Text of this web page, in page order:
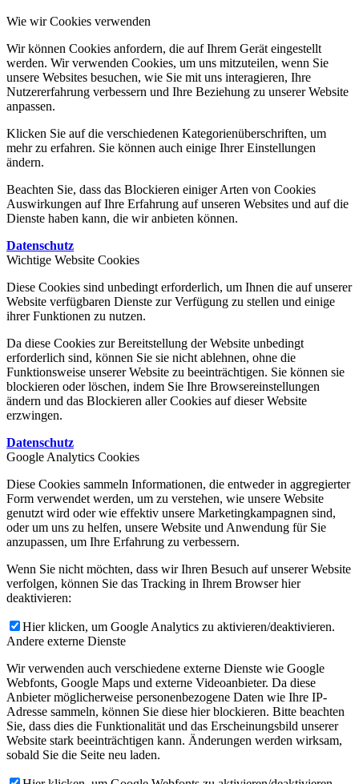
Wie wir Cookies verwenden
Wir können Cookies anfordern, die auf Ihrem Gerät eingestellt
werden. Wir verwenden Cookies, um uns mitzuteilen, wenn Sie
unsere Websites besuchen, wie Sie mit uns interagieren, Ihre
Nutzererfahrung verbessern und Ihre Beziehung zu unserer Website
anpassen.
Klicken Sie auf die verschiedenen Kategorienüberschriften, um
mehr zu erfahren. Sie können auch einige Ihrer Einstellungen
ändern.
Beachten Sie, dass das Blockieren einiger Arten von Cookies
Auswirkungen auf Ihre Erfahrung auf unseren Websites und auf die
Dienste haben kann, die wir anbieten können.
Datenschutz
Wichtige Website Cookies
Diese Cookies sind unbedingt erforderlich, um Ihnen die auf unserer
Website verfügbaren Dienste zur Verfügung zu stellen und einige
ihrer Funktionen zu nutzen.
Da diese Cookies zur Bereitstellung der Website unbedingt
erforderlich sind, können Sie sie nicht ablehnen, ohne die
Funktionsweise unserer Website zu beeinträchtigen. Sie können sie
blockieren oder löschen, indem Sie Ihre Browsereinstellungen
ändern und das Blockieren aller Cookies auf dieser Website
erzwingen.
Datenschutz
Google Analytics Cookies
Diese Cookies sammeln Informationen, die entweder in aggregierter
Form verwendet werden, um zu verstehen, wie unsere Website
genutzt wird oder wie effektiv unsere Marketingkampagnen sind,
oder um uns zu helfen, unsere Website und Anwendung für Sie
anzupassen, um Ihre Erfahrung zu verbessern.
Wenn Sie nicht möchten, dass wir Ihren Besuch auf unserer Website
verfolgen, können Sie das Tracking in Ihrem Browser hier
deaktivieren:
Hier klicken, um Google Analytics zu aktivieren/deaktivieren.
Andere externe Dienste
Wir verwenden auch verschiedene externe Dienste wie Google
Webfonts, Google Maps und externe Videoanbieter. Da diese
Anbieter möglicherweise personenbezogene Daten wie Ihre IP-
Adresse sammeln, können Sie diese hier blockieren. Bitte beachten
Sie, dass dies die Funktionalität und das Erscheinungsbild unserer
Website stark beeinträchtigen kann. Änderungen werden wirksam,
sobald Sie die Seite neu laden.